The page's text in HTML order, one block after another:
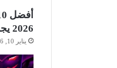
2026 يجب تجربتها على متجر TuTuApp
يناير 10, 2026